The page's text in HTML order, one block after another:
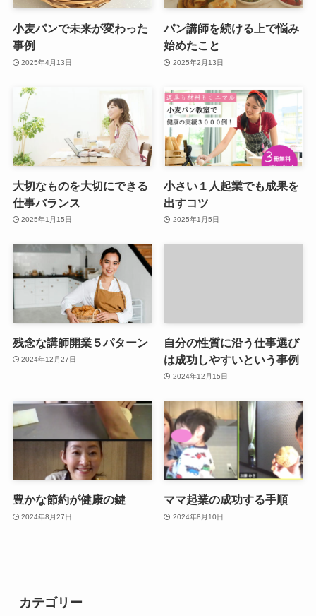
小麦パンで未来が変わった
事例
2025年4月13日
パン講師を続ける上で悩み
始めたこと
2025年2月13日
大切なものを大切にできる
仕事バランス
2025年1月15日
小さい１人起業でも成果を
出すコツ
2025年1月5日
残念な講師開業５パターン
2024年12月27日
自分の性質に沿う仕事選び
は成功しやすいという事例
2024年12月15日
豊かな節約が健康の鍵
2024年8月27日
ママ起業の成功する手順
2024年8月10日
カテゴリー